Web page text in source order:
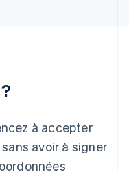
à accepter
avoir à signer